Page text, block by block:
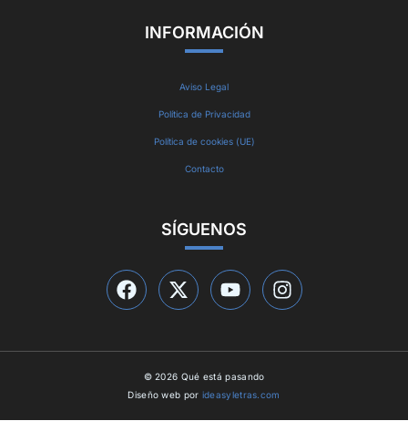
INFORMACIÓN
Aviso Legal
Política de Privacidad
Política de cookies (UE)
Contacto
SÍGUENOS
© 2026 Qué está pasando
Diseño web por ideasyletras.com